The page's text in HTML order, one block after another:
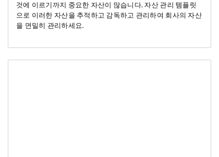
것에 이르기까지 중요한 자산이 많습니다. 자산 관리 템플릿
으로 이러한 자산을 추적하고 감독하고 관리하여 회사의 자산
을 면밀히 관리하세요.